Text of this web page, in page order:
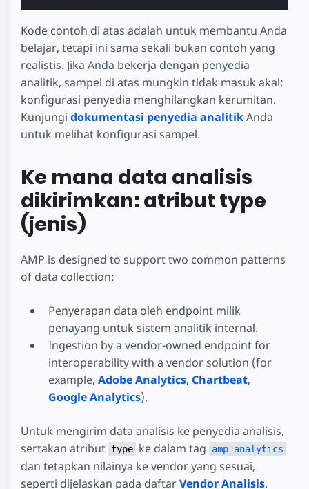
Kode contoh di atas adalah untuk membantu Anda
belajar, tetapi ini sama sekali bukan contoh yang
realistis. Jika Anda bekerja dengan penyedia
analitik, sampel di atas mungkin tidak masuk akal;
konfigurasi penyedia menghilangkan kerumitan.
Kunjungi dokumentasi penyedia analitikAnda
untuk melihat konfigurasi sampel.
Ke mana data analisis
dikirimkan: atribut type
(jenis)
AMP is designed to support two common patterns
of data collection:
Penyerapan data oleh endpoint milik
penayang untuk sistem analitik internal.
Ingestion by a vendor-owned endpoint for
interoperability with a vendor solution (for
example, Adobe Analytics, Chartbeat,
Google Analytics).
Untuk mengirim data analisis ke penyedia analisis,
sertakan atribut type ke dalam tag amp-analytics
dan tetapkan nilainya ke vendor yang sesuai,
seperti dijelaskan pada daftarVendor Analisis.